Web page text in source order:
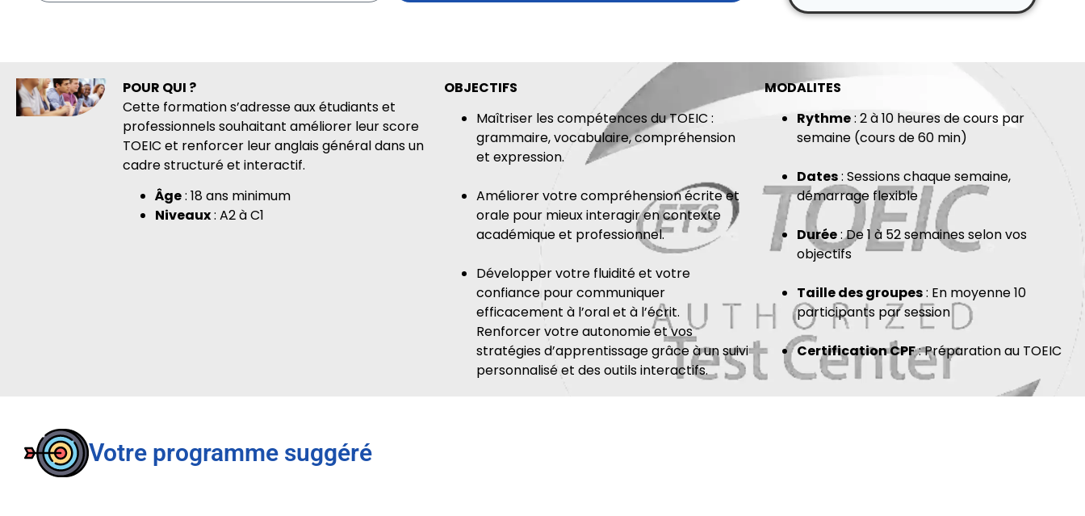
POUR QUI ?
Cette formation s’adresse aux étudiants et
professionnels souhaitant améliorer leur score
TOEIC et renforcer leur anglais général dans un
cadre structuré et interactif.
Âge: 18 ans minimum
Niveaux: A2 à C1
OBJECTIFS
Maîtriser les compétences du TOEIC :
grammaire, vocabulaire, compréhension
et expression.
Améliorer votre compréhension écrite et
orale pour mieux interagir en contexte
académique et professionnel.
Développer votre fluidité et votre
confiance pour communiquer
efficacement à l’oral et à l’écrit.
Renforcer votre autonomie et vos
stratégies d’apprentissage grâce à un suivi
personnalisé et des outils interactifs.
MODALITES
Rythme: 2 à 10 heures de cours par
semaine (cours de 60 min)
Dates: Sessions chaque semaine,
démarrage flexible
Durée: De 1 à 52 semaines selon vos
objectifs
Taille des groupes: En moyenne 10
participants par session
Certification CPF: Préparation au TOEIC
Votre programme suggéré